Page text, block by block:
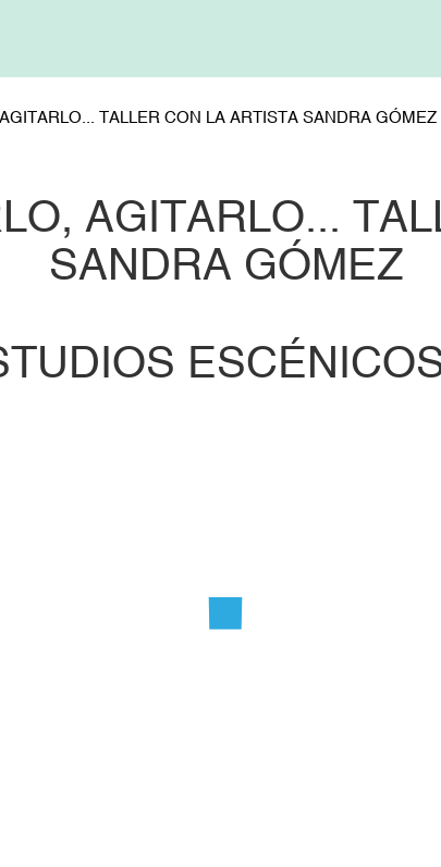
TALLER CON LA ARTISTA SANDRA GÓMEZ
AGITARLO...
SANDRA GÓMEZ